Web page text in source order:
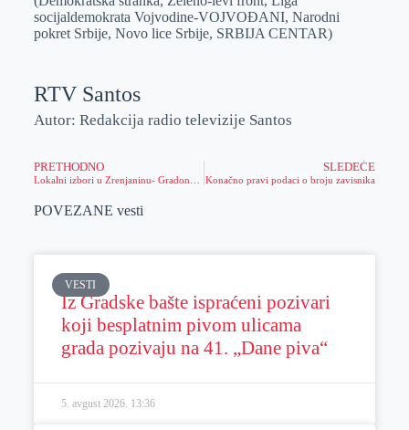
socijaldemokrata Vojvodine-VOJVOĐANI, Narodni
pokret Srbije, Novo lice Srbije, SRBIJA CENTAR)
RTV Santos
Autor: Redakcija radio televizije Santos
PRETHODNO SLEDEĆE
Konačno pravi podaci o broju zavisnika
POVEZANE vesti
VESTI
Iz Gradske bašte ispraćeni pozivari
koji besplatnim pivom ulicama
grada pozivaju na 41. „Dane piva“
5. avgust 2026. 13:36